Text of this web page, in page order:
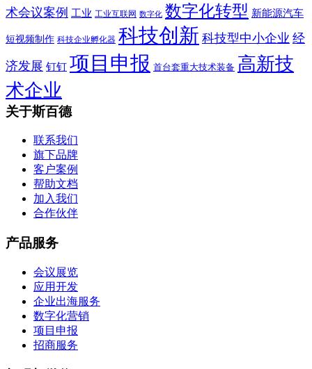
术会议案例 工业 工业互联网 数字化 数字化转型 新能源汽车
短视频制作 科技企业孵化器 科技创新 科技型中小企业 经
济发展 钉钉 项目申报 首台套重大技术装备 高新技
术企业
关于斯百德
联系我们
旗下品牌
客户案例
帮助文档
加入我们
合作伙伴
产品服务
会议展览
应用开发
企业出海服务
数字化营销
项目申报
招商服务